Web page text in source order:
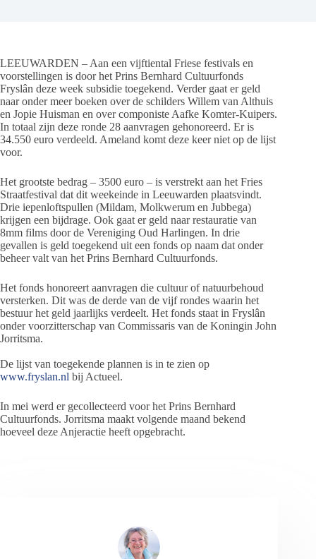
LEEUWARDEN – Aan een vijftiental Friese festivals en
voorstellingen is door het Prins Bernhard Cultuurfonds
Fryslân deze week subsidie toegekend. Verder gaat er geld
naar onder meer boeken over de schilders Willem van Althuis
en Jopie Huisman en over componiste Aafke Komter-Kuipers.
In totaal zijn deze ronde 28 aanvragen gehonoreerd. Er is
34.550 euro verdeeld. Ameland komt deze keer niet op de lijst
voor.
Het grootste bedrag – 3500 euro – is verstrekt aan het Fries
Straatfestival dat dit weekeinde in Leeuwarden plaatsvindt.
Drie iepenloftspullen (Mildam, Molkwerum en Jubbega)
krijgen een bijdrage. Ook gaat er geld naar restauratie van
8mm films door de Vereniging Oud Harlingen. In drie
gevallen is geld toegekend uit een fonds op naam dat onder
beheer valt van het Prins Bernhard Cultuurfonds.
Het fonds honoreert aanvragen die cultuur of natuurbehoud
versterken. Dit was de derde van de vijf rondes waarin het
bestuur het geld jaarlijks verdeelt. Het fonds staat in Fryslân
onder voorzitterschap van Commissaris van de Koningin John
Jorritsma.
De lijst van toegekende plannen is in te zien op
www.fryslan.nl bij Actueel.
In mei werd er gecollecteerd voor het Prins Bernhard
Cultuurfonds. Jorritsma maakt volgende maand bekend
hoeveel deze Anjeractie heeft opgebracht.